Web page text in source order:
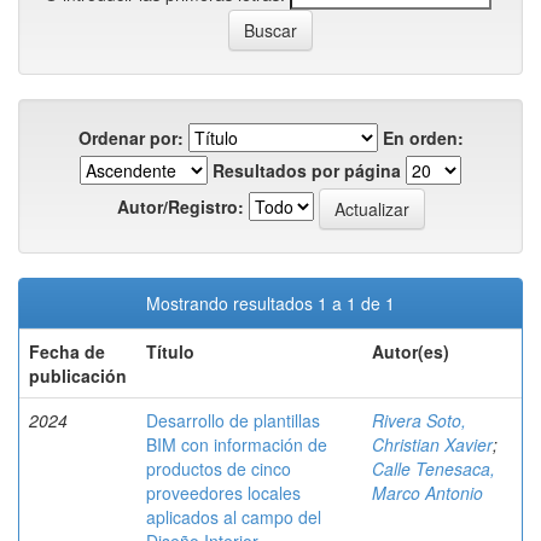
Ordenar por:
En orden:
Resultados por página
Autor/Registro:
Mostrando resultados 1 a 1 de 1
Fecha de
publicación
Título Autor(es)
2024
Desarrollo de plantillas
BIM con información de
productos de cinco
proveedores locales
aplicados al campo del
Rivera Soto,
Christian Xavier;
Calle Tenesaca,
Marco Antonio